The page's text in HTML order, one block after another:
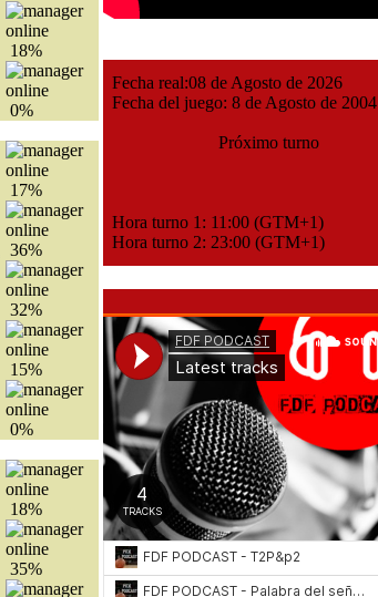
18%
0%
17%
36%
32%
15%
0%
18%
35%
Fecha real:08 de Agosto de 2026
Fecha del juego: 8 de Agosto de 2004
Próximo turno
Hora turno 1: 11:00 (GTM+1)
Hora turno 2: 23:00 (GTM+1)